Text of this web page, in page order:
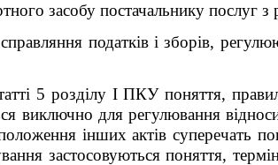
засобу постачальнику послуг з
податків і зборів,
5 розділу I ПКУ поняття,
виключно для регулювання
інших актів суперечать
застосовуються поняття,